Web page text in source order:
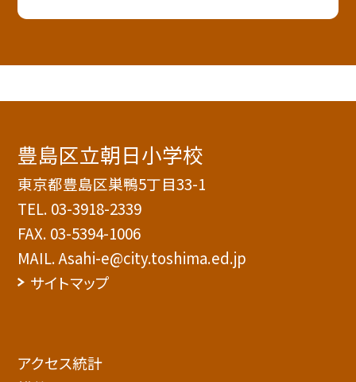
豊島区立朝日小学校
東京都豊島区巣鴨5丁目33-1
TEL. 03-3918-2339
FAX. 03-5394-1006
MAIL. Asahi-e@city.toshima.ed.jp
サイトマップ
アクセス統計